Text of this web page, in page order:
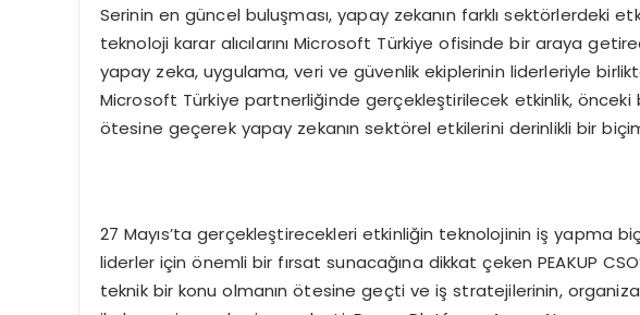
Serinin en güncel buluşması, yapay zekanın farklı sektörlerdeki
teknoloji karar alıcılarını Microsoft Türkiye ofisinde bir araya
yapay zeka, uygulama, veri ve güvenlik ekiplerinin liderleriyle
Microsoft Türkiye partnerliğinde gerçekleştirilecek etkinlik,
ötesine geçerek yapay zekanın sektörel etkilerini derinlikli bir
27 Mayıs’ta gerçekleştirecekleri etkinliğin teknolojinin iş yapma
liderler için önemli bir fırsat sunacağına dikkat çeken PEAKUP
teknik bir konu olmanın ötesine geçti ve iş stratejilerinin,